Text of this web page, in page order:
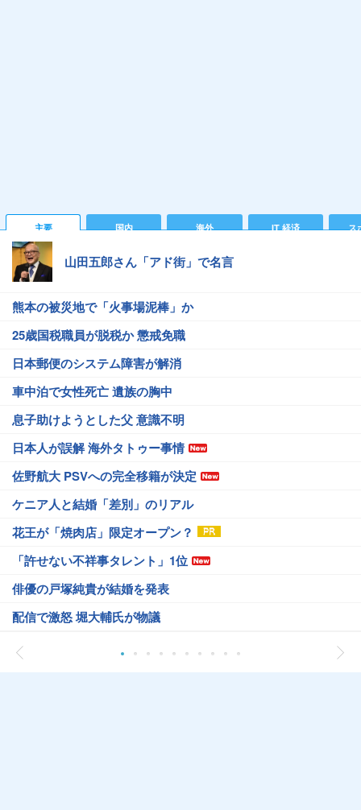
主要 国内 海外 IT 経済 ス
山田五郎さん「アド街」で名言
熊本の被災地で「火事場泥棒」か
25歳国税職員が脱税か 懲戒免職
日本郵便のシステム障害が解消
車中泊で女性死亡 遺族の胸中
息子助けようとした父 意識不明
日本人が誤解 海外タトゥー事情
佐野航大 PSVへの完全移籍が決定
ケニア人と結婚「差別」のリアル
花王が「焼肉店」限定オープン？
「許せない不祥事タレント」1位
俳優の戸塚純貴が結婚を発表
配信で激怒 堀大輔氏が物議